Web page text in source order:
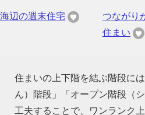
海辺の週末住宅
つながり
住まい
住まいの上下階を結ぶ階段に
ん）階段」「オープン階段（
工夫することで、ワンランク